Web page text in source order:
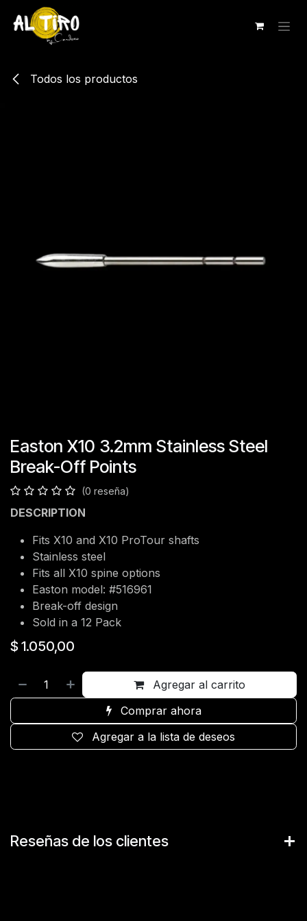
Ir al contenido
Todos los productos
Easton X10 3.2mm Stainless Steel
Break-Off Points
(0 reseña)
DESCRIPTION
Fits X10 and X10 ProTour shafts
Stainless steel
Fits all X10 spine options
Easton model: #516961
Break-off design
Sold in a 12 Pack
$ 1.050,00
Agregar al carrito
Comprar ahora
Agregar a la lista de deseos
Reseñas de los clientes